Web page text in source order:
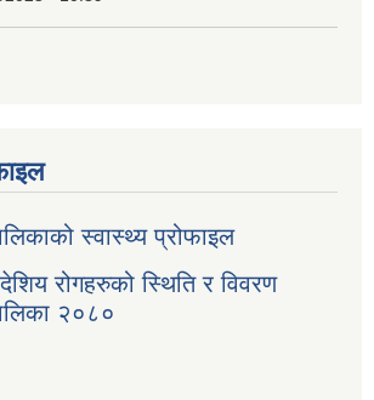
स्वास्थ्य प्रोफाइल
रोगहरुको स्थिति र विवरण
२०८०